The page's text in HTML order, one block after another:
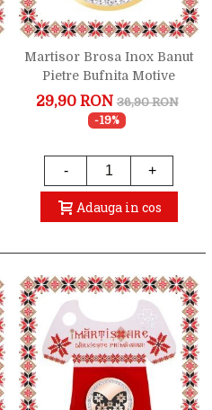
Martisor Brosa Inox Banut
Pietre Bufnita Motive
Traditionale Auriu
29,90 RON 36,90 RON
-19%
- +
Adauga in cos